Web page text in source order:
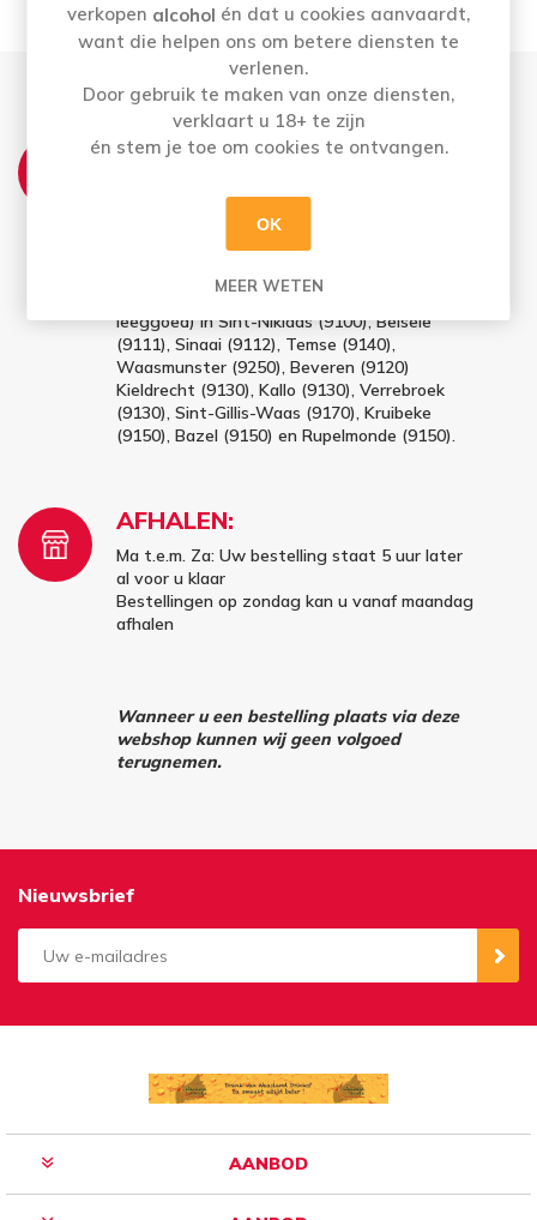
THUISLEVERING:
Bestellingen op zaterdag en zondag (vóór
16u) worden maandag geleverd
✔ Gratis thuislevering vanaf 100 euro (excl.
leeggoed) in Sint-Niklaas (9100), Belsele
(9111), Sinaai (9112), Temse (9140),
Waasmunster (9250), Beveren (9120)
Kieldrecht (9130), Kallo (9130), Verrebroek
(9130), Sint-Gillis-Waas (9170), Kruibeke
(9150), Bazel (9150) en Rupelmonde (9150).
AFHALEN:
Ma t.e.m. Za: Uw bestelling staat 5 uur later
al voor u klaar
Bestellingen op zondag kan u vanaf maandag
afhalen
Wanneer u een bestelling plaats via deze
webshop kunnen wij geen volgoed
terugnemen.
Nieuwsbrief
AANBOD
verkopen alcohol én dat u cookies aanvaardt,
want die helpen ons om betere diensten te
verlenen.
Door gebruik te maken van onze diensten,
verklaart u 18+ te zijn
én stem je toe om cookies te ontvangen.
OK
MEER WETEN